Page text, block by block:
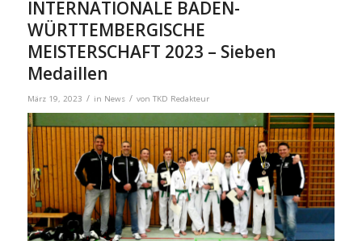
INTERNATIONALE BADEN-
WÜRTTEMBERGISCHE
MEISTERSCHAFT 2023 – Sieben
Medaillen
März 19, 2023 / in News / von TKD Redakteur